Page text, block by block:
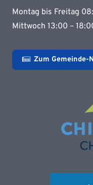
Montag bis Freitag
Mittwoch 13:00 –
Zum Gemeinde-